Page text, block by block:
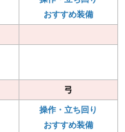
おすすめ装備
弓
操作・立ち回り
おすすめ装備